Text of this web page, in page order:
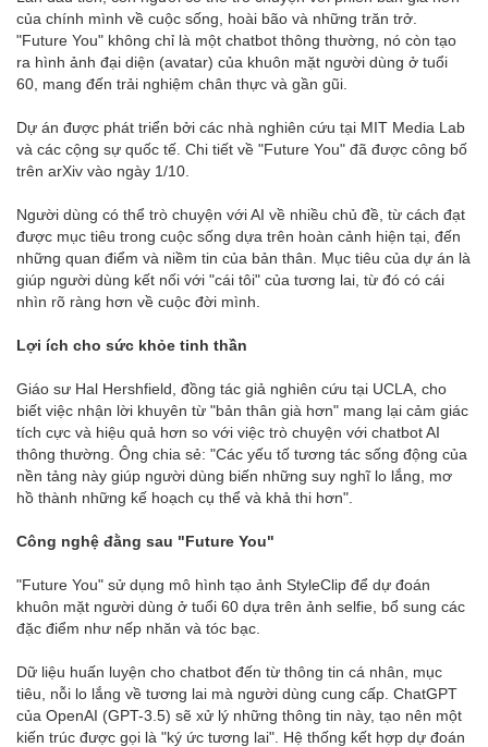
của chính mình về cuộc sống, hoài bão và những trăn trở.
"Future You" không chỉ là một chatbot thông thường, nó còn tạo
ra hình ảnh đại diện (avatar) của khuôn mặt người dùng ở tuổi
60, mang đến trải nghiệm chân thực và gần gũi.
Dự án được phát triển bởi các nhà nghiên cứu tại MIT Media Lab
và các cộng sự quốc tế. Chi tiết về "Future You" đã được công bố
trên arXiv vào ngày 1/10.
Người dùng có thể trò chuyện với AI về nhiều chủ đề, từ cách đạt
được mục tiêu trong cuộc sống dựa trên hoàn cảnh hiện tại, đến
những quan điểm và niềm tin của bản thân. Mục tiêu của dự án là
giúp người dùng kết nối với "cái tôi" của tương lai, từ đó có cái
nhìn rõ ràng hơn về cuộc đời mình.
Lợi ích cho sức khỏe tinh thần
Giáo sư Hal Hershfield, đồng tác giả nghiên cứu tại UCLA, cho
biết việc nhận lời khuyên từ "bản thân già hơn" mang lại cảm giác
tích cực và hiệu quả hơn so với việc trò chuyện với chatbot AI
thông thường. Ông chia sẻ: "Các yếu tố tương tác sống động của
nền tảng này giúp người dùng biến những suy nghĩ lo lắng, mơ
hồ thành những kế hoạch cụ thể và khả thi hơn".
Công nghệ đằng sau "Future You"
"Future You" sử dụng mô hình tạo ảnh StyleClip để dự đoán
khuôn mặt người dùng ở tuổi 60 dựa trên ảnh selfie, bổ sung các
đặc điểm như nếp nhăn và tóc bạc.
Dữ liệu huấn luyện cho chatbot đến từ thông tin cá nhân, mục
tiêu, nỗi lo lắng về tương lai mà người dùng cung cấp. ChatGPT
của OpenAI (GPT-3.5) sẽ xử lý những thông tin này, tạo nên một
kiến trúc được gọi là "ký ức tương lai". Hệ thống kết hợp dự đoán